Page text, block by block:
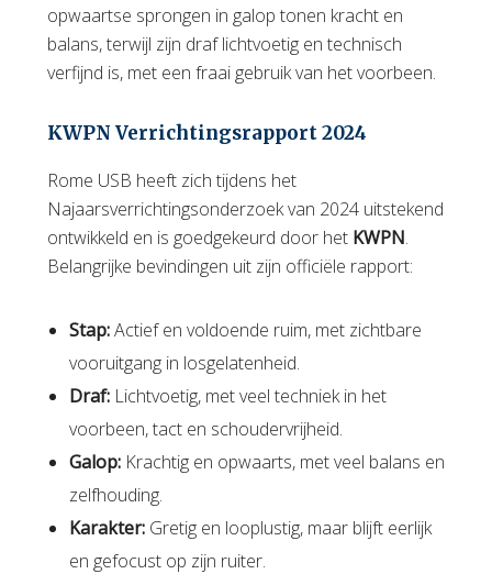
opwaartse sprongen in galop tonen kracht en
balans, terwijl zijn draf lichtvoetig en technisch
verfijnd is, met een fraai gebruik van het voorbeen.
KWPN Verrichtingsrapport 2024
Rome USB heeft zich tijdens het
Najaarsverrichtingsonderzoek van 2024 uitstekend
ontwikkeld en is goedgekeurd door het KWPN.
Belangrijke bevindingen uit zijn officiële rapport:
Stap:Actief en voldoende ruim, met zichtbare
vooruitgang in losgelatenheid.
Draf:Lichtvoetig, met veel techniek in het
voorbeen, tact en schoudervrijheid.
Galop:Krachtig en opwaarts, met veel balans en
zelfhouding.
Karakter:Gretig en looplustig, maar blijft eerlijk
en gefocust op zijn ruiter.